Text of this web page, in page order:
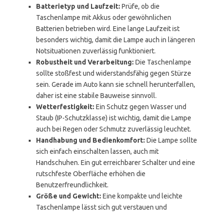
Batterietyp und Laufzeit: Prüfe, ob die
Taschenlampe mit Akkus oder gewöhnlichen
Batterien betrieben wird. Eine lange Laufzeit ist
besonders wichtig, damit die Lampe auch in längeren
Notsituationen zuverlässig funktioniert.
Robustheit und Verarbeitung: Die Taschenlampe
sollte stoßfest und widerstandsfähig gegen Stürze
sein. Gerade im Auto kann sie schnell herunterfallen,
daher ist eine stabile Bauweise sinnvoll.
Wetterfestigkeit: Ein Schutz gegen Wasser und
Staub (IP-Schutzklasse) ist wichtig, damit die Lampe
auch bei Regen oder Schmutz zuverlässig leuchtet.
Handhabung und Bedienkomfort: Die Lampe sollte
sich einfach einschalten lassen, auch mit
Handschuhen. Ein gut erreichbarer Schalter und eine
rutschfeste Oberfläche erhöhen die
Benutzerfreundlichkeit.
Größe und Gewicht: Eine kompakte und leichte
Taschenlampe lässt sich gut verstauen und